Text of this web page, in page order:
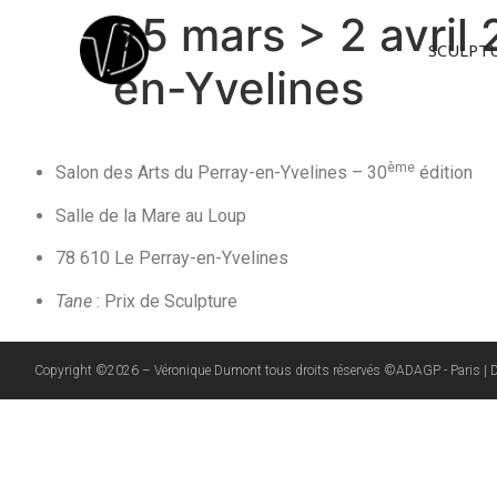
25 mars > 2 avril
en-Yvelines
Salon des Arts du Perray-en-Yvelines – 30ème édition
Salle de la Mare au Loup
78 610 Le Perray-en-Yvelines
Tane : Prix de Sculpture
Copyright ©2026 – Véronique Dumont tous droits réservés ©ADAGP - Paris |